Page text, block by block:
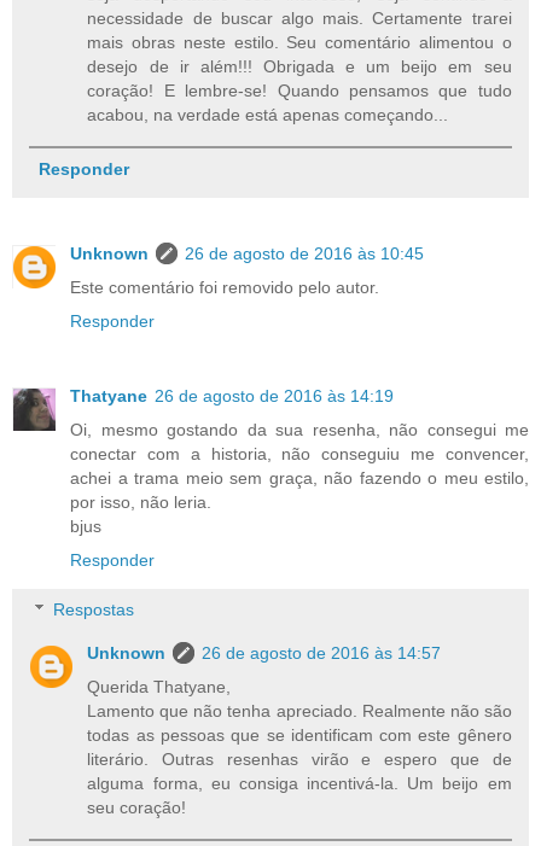
necessidade de buscar algo mais. Certamente trarei
mais obras neste estilo. Seu comentário alimentou o
desejo de ir além!!! Obrigada e um beijo em seu
coração! E lembre-se! Quando pensamos que tudo
acabou, na verdade está apenas começando...
Responder
Unknown
26 de agosto de 2016 às 10:45
Este comentário foi removido pelo autor.
Responder
Thatyane 26 de agosto de 2016 às 14:19
Oi, mesmo gostando da sua resenha, não consegui me
conectar com a historia, não conseguiu me convencer,
achei a trama meio sem graça, não fazendo o meu estilo,
por isso, não leria.
bjus
Responder
Respostas
Unknown
26 de agosto de 2016 às 14:57
Querida Thatyane,
Lamento que não tenha apreciado. Realmente não são
todas as pessoas que se identificam com este gênero
literário. Outras resenhas virão e espero que de
alguma forma, eu consiga incentivá-la. Um beijo em
seu coração!